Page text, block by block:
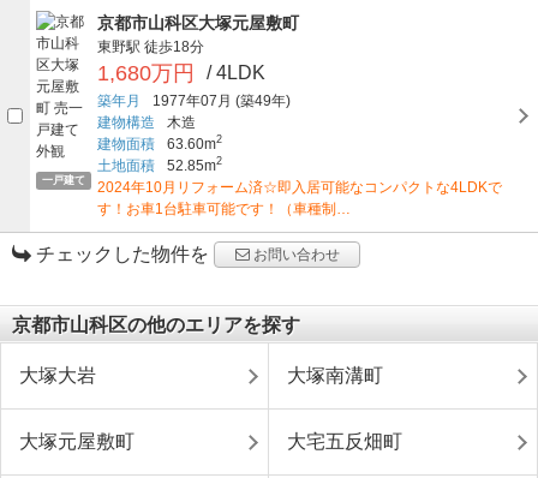
一戸建て
京都市山科区大塚元屋敷町
東野駅 徒歩18分
1,680万円 / 4LDK
築年月 1977年07月 (築49年)
建物構造
木造
建物面積
63.60m2
土地面積 52.85m2
2024年10月リフォーム済☆即入居可能なコンパクトな4LDKで
す！お車1台駐車可能です！（車種制…
チェックした物件を お問い合わせ
京都市山科区の他のエリアを探す
大塚大岩 大塚南溝町
大塚元屋敷町 大宅五反畑町